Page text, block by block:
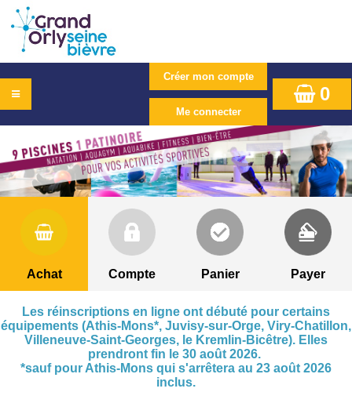
0
Achat Compte Panier Payer
Les réinscriptions en ligne ont débuté pour certains
équipements (Athis-Mons*, Juvisy-sur-Orge, Viry-Chatillon,
Villeneuve-Saint-Georges, le Kremlin-Bicêtre). Elles
prendront fin le 30 août 2026.
*sauf pour Athis-Mons qui s'arrêtera au 23 août 2026
inclus.